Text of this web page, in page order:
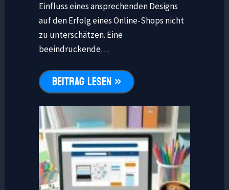
Einfluss eines ansprechenden Designs
auf den Erfolg eines Online-Shops nicht
zu unterschätzen. Eine
beeindruckende…
BEITRAG LESEN »